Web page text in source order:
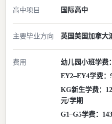
高中项目 国际高中
主要毕业方向 英国美国加拿大
费用
幼儿园小班学费
EY2–EY4学费：
KG新生学费：
元/学期
G1–G5学费：